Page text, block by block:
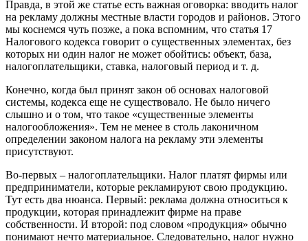
Правда, в этой же статье есть важная оговорка: вводить налог
на рекламу должны местные власти городов и районов. Этого
мы коснемся чуть позже, а пока вспомним, что статья 17
Налогового кодекса говорит о существенных элементах, без
которых ни один налог не может обойтись: объект, база,
налогоплательщики, ставка, налоговый период и т. д.
Конечно, когда был принят закон об основах налоговой
системы, кодекса еще не существовало. Не было ничего
слышно и о том, что такое «существенные элементы
налогообложения». Тем не менее в столь лаконичном
определении законом налога на рекламу эти элементы
присутствуют.
Во-первых – налогоплательщики. Налог платят фирмы или
предприниматели, которые рекламируют свою продукцию.
Тут есть два нюанса. Первый: реклама должна относиться к
продукции, которая принадлежит фирме на праве
собственности. И второй: под словом «продукция» обычно
понимают нечто материальное. Следовательно, налог нужно